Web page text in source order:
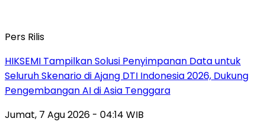
Pers Rilis
HIKSEMI Tampilkan Solusi Penyimpanan Data untuk
Seluruh Skenario di Ajang DTI Indonesia 2026, Dukung
Pengembangan AI di Asia Tenggara
Jumat, 7 Agu 2026 - 04:14 WIB